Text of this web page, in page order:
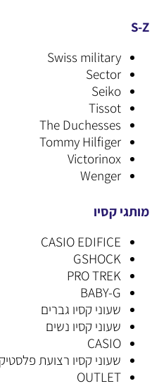
S-Z
Swiss military
Sector
Seiko
Tissot
The Duchesses
Tommy Hilfiger
Victorinox
Wenger
מותגי קסיו
CASIO EDIFICE
GSHOCK
PRO TREK
BABY-G
שעוני קסיו גברים
שעוני קסיו נשים
CASIO
שעוני קסיו רצועת
OUTLET